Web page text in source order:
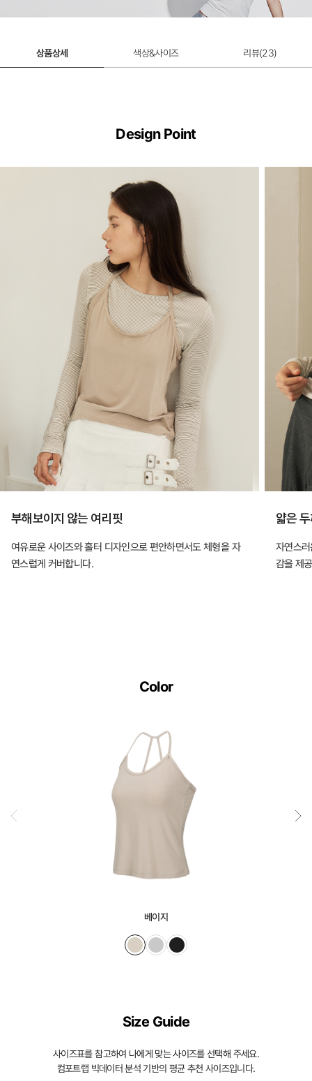
상품상세 색상&사이즈 리뷰(23)
Design Point
부해보이지 않는 여리핏
여유로운 사이즈와 홀터 디자인으로 편안하면서도 체형을 자
연스럽게 커버합니다.
얇은
자연스
감을 제
Color
베이지
Size Guide
사이즈표를 참고하여 나에게 맞는 사이즈를 선택해 주세요.
컴포트랩 빅데이터 분석 기반의 평균 추천 사이즈입니다.